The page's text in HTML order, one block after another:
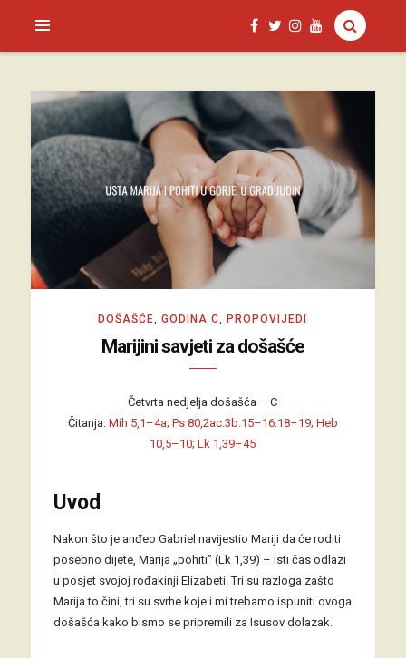
SAGUD.XYZ
DOŠAŠĆE ,GODINA C ,PROPOVIJEDI
Marijini savjeti za došašće
Četvrta nedjelja došašća – C
Čitanja: Mih 5,1–4a; Ps 80,2ac.3b.15–16.18–19; Heb
10,5–10; Lk 1,39–45
Uvod
Nakon što je anđeo Gabriel navijestio Mariji da će roditi
posebno dijete, Marija „pohiti” (Lk 1,39) – isti čas odlazi
u posjet svojoj rođakinji Elizabeti. Tri su razloga zašto
Marija to čini, tri su svrhe koje i mi trebamo ispuniti ovoga
došašća kako bismo se pripremili za Isusov dolazak.